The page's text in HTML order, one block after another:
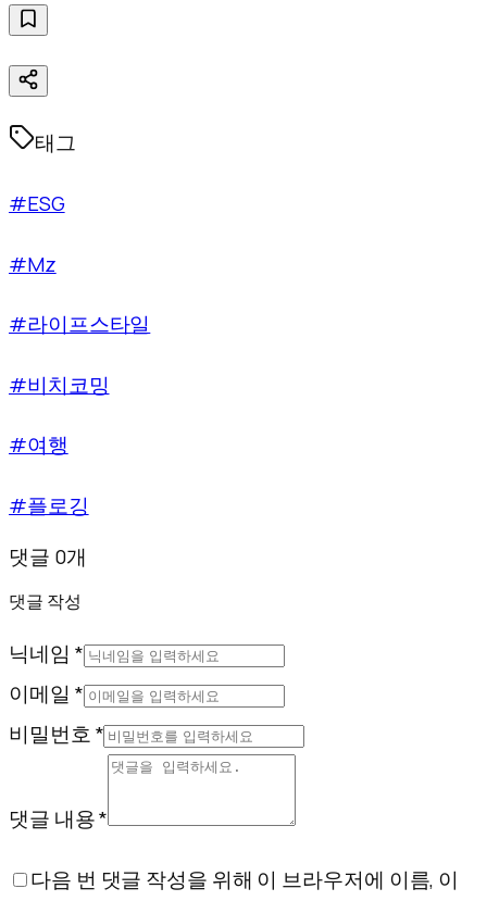
태그
#ESG
#Mz
#라이프스타일
#비치코밍
#여행
#플로깅
댓글 0개
댓글 작성
닉네임 *
이메일 *
비밀번호 *
댓글 내용 *
다음 번 댓글 작성을 위해 이 브라우저에 이름, 이